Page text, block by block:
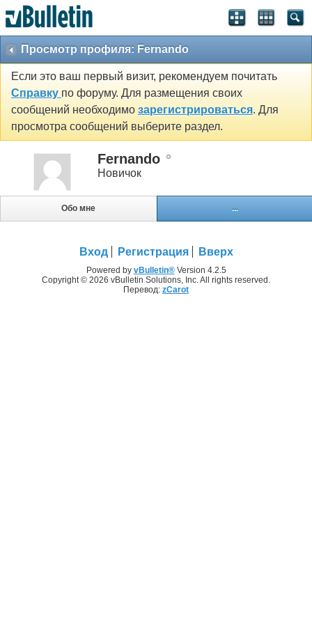
Просмотр профиля: Fernando
Если это ваш первый визит, рекомендуем почитать
Справку по форуму. Для размещения своих
сообщений необходимо зарегистрироваться. Для
просмотра сообщений выберите раздел.
Fernando
Новичок
Обо мне ...
Вход Регистрация Вверх
Powered by vBulletin®Version 4.2.5
Copyright © 2026 vBulletin Solutions, Inc. All rights reserved.
Перевод: zCarot